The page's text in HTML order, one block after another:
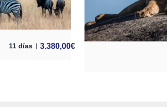
11 días 3.380,00€